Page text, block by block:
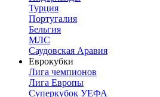
Турция
Португалия
Бельгия
МЛС
Саудовская Аравия
Еврокубки
Лига чемпионов
Лига Европы
Суперкубок УЕФА